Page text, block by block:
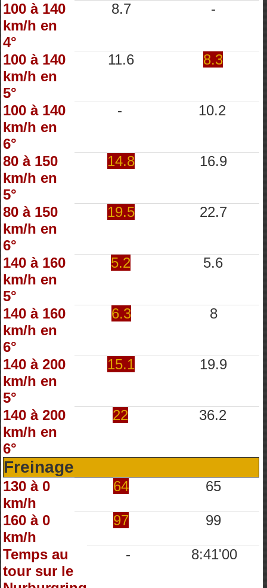
100 à 140
km/h en
4°
8.7 -
100 à 140
km/h en
5°
11.6 8.3
100 à 140
km/h en
6°
- 10.2
80 à 150
km/h en
5°
14.8 16.9
80 à 150
km/h en
6°
19.5 22.7
140 à 160
km/h en
5°
5.2 5.6
140 à 160
km/h en
6°
6.3 8
140 à 200
km/h en
5°
15.1 19.9
140 à 200
km/h en
6°
22 36.2
Freinage
130 à 0
km/h
64 65
160 à 0
km/h
97 99
Temps au
tour sur le
- 8:41'00